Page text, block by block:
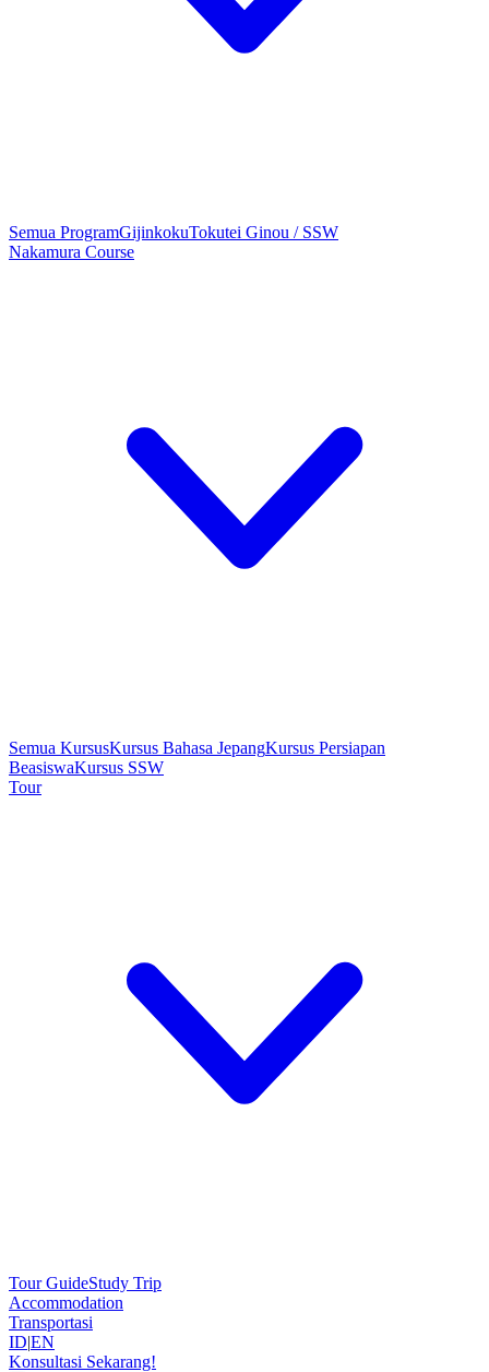
Semua ProgramGijinkokuTokutei Ginou / SSW
Nakamura Course
Semua KursusKursus Bahasa JepangKursus Persiapan
BeasiswaKursus SSW
Tour
Tour GuideStudy Trip
Accommodation
Transportasi
ID|EN
Konsultasi Sekarang!